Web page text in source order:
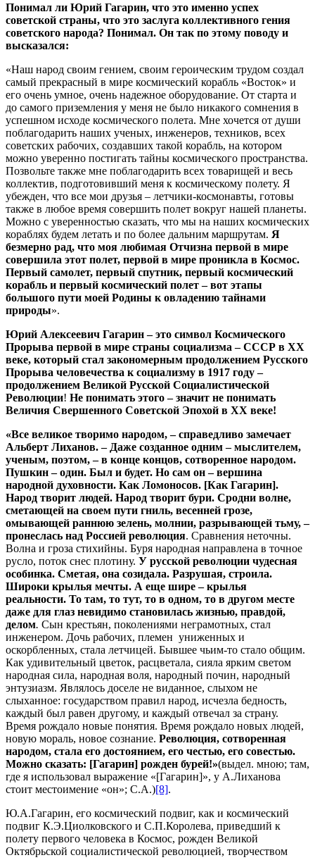
Понимал ли Юрий Гагарин, что это именно успех
советской страны, что это заслуга коллективного гения
советского народа? Понимал. Он так по этому поводу и
высказался:
«Наш народ своим гением, своим героическим трудом создал
самый прекрасный в мире космический корабль «Восток» и
его очень умное, очень надежное оборудование. От старта и
до самого приземления у меня не было никакого сомнения в
успешном исходе космического полета. Мне хочется от души
поблагодарить наших ученых, инженеров, техников, всех
советских рабочих, создавших такой корабль, на котором
можно уверенно постигать тайны космического пространства.
Позвольте также мне поблагодарить всех товарищей и весь
коллектив, подготовивший меня к космическому полету. Я
убежден, что все мои друзья – летчики-космонавты, готовы
также в любое время совершить полет вокруг нашей планеты.
Можно с уверенностью сказать, что мы на наших космических
кораблях будем летать и по более дальним маршрутам. Я
безмерно рад, что моя любимая Отчизна первой в мире
совершила этот полет, первой в мире проникла в Космос.
Первый самолет, первый спутник, первый космический
корабль и первый космический полет – вот этапы
большого пути моей Родины к овладению тайнами
природы».
Юрий Алексеевич Гагарин – это символ Космического
Прорыва первой в мире страны социализма – СССР в ХХ
веке, который стал закономерным продолжением Русского
Прорыва человечества к социализму в 1917 году –
продолжением Великой Русской Социалистической
Революции! Не понимать этого – значит не понимать
Величия Свершенного Советской Эпохой в ХХ веке!
«Все великое творимо народом, – справедливо замечает
Альберт Лиханов. – Даже созданное одним – мыслителем,
ученым, поэтом, – в конце концов, сотворенное народом.
Пушкин – один. Был и будет. Но сам он – вершина
народной духовности. Как Ломоносов. [Как Гагарин].
Народ творит людей. Народ творит бури. Сродни волне,
сметающей на своем пути гниль, весенней грозе,
омывающей раннюю зелень, молнии, разрывающей тьму, –
пронеслась над Россией революция. Сравнения неточны.
Волна и гроза стихийны. Буря народная направлена в точное
русло, поток снес плотину. У русской революции чудесная
особинка. Сметая, она созидала. Разрушая, строила.
Широки крылья мечты. А еще шире – крылья
реальности. То там, то тут, то в одном, то в другом месте
даже для глаз невидимо становилась жизнью, правдой,
делом. Сын крестьян, поколениями неграмотных, стал
инженером. Дочь рабочих, племен униженных и
оскорбленных, стала летчицей. Бывшее чьим-то стало общим.
Как удивительный цветок, расцветала, сияла ярким светом
народная сила, народная воля, народный почин, народный
энтузиазм. Являлось доселе не виданное, слыхом не
слыханное: государством правил народ, исчезла бедность,
каждый был равен другому, и каждый отвечал за страну.
Время рождало новые понятия. Время рождало новых людей,
новую мораль, новое сознание. Революция, сотворенная
народом, стала его достоянием, его честью, его совестью.
Можно сказать: [Гагарин] рожден бурей!»(выдел. мною; там,
где я использовал выражение «[Гагарин]», у А.Лиханова
стоит местоимение «он»; С.А.)[8].
Ю.А.Гагарин, его космический подвиг, как и космический
подвиг К.Э.Циолковского и С.П.Королева, приведший к
полету первого человека в Космос, рожден Великой
Октябрьской социалистической революцией, творчеством